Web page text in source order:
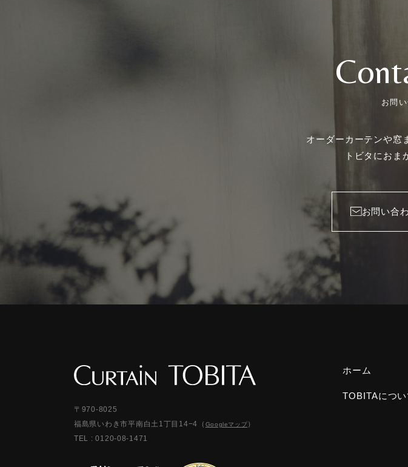
お問
オーダーカーテンや窓
トビタにおま
お問い合
〒970-8025
福島県いわき市平南白土1丁目14−4 （ Googleマップ）
TEL :0120-08-1471
ホーム
TOBITAについ